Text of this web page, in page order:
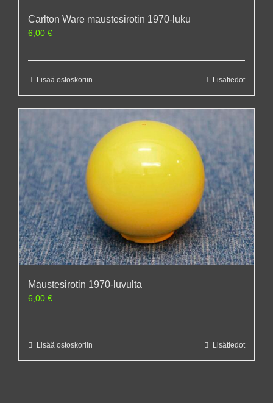
Carlton Ware maustesirotin 1970-luku
6,00 €
Lisää ostoskoriin Lisätiedot
Maustesirotin 1970-luvulta
6,00 €
Lisää ostoskoriin Lisätiedot